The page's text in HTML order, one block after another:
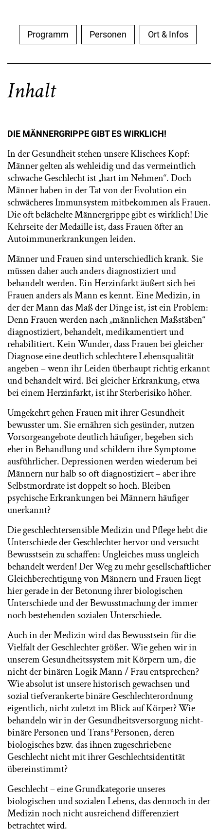
Programm Personen Ort & Infos
Inhalt
DIE MÄNNERGRIPPE GIBT ES WIRKLICH!
In der Gesundheit stehen unsere Klischees Kopf:
Männer gelten als wehleidig und das vermeintlich
schwache Geschlecht ist „hart im Nehmen“. Doch
Männer haben in der Tat von der Evolution ein
schwächeres Immunsystem mitbekommen als Frauen.
Die oft belächelte Männergrippe gibt es wirklich! Die
Kehrseite der Medaille ist, dass Frauen öfter an
Autoimmunerkrankungen leiden.
Männer und Frauen sind unterschiedlich krank. Sie
müssen daher auch anders diagnostiziert und
behandelt werden. Ein Herzinfarkt äußert sich bei
Frauen anders als Mann es kennt. Eine Medizin, in
der der Mann das Maß der Dinge ist, ist ein Problem:
Denn Frauen werden nach „männlichen Maßstäben“
diagnostiziert, behandelt, medikamentiert und
rehabilitiert. Kein Wunder, dass Frauen bei gleicher
Diagnose eine deutlich schlechtere Lebensqualität
angeben – wenn ihr Leiden überhaupt richtig erkannt
und behandelt wird. Bei gleicher Erkrankung, etwa
bei einem Herzinfarkt, ist ihr Sterberisiko höher.
Umgekehrt gehen Frauen mit ihrer Gesundheit
bewusster um. Sie ernähren sich gesünder, nutzen
Vorsorgeangebote deutlich häufiger, begeben sich
eher in Behandlung und schildern ihre Symptome
ausführlicher. Depressionen werden wiederum bei
Männern nur halb so oft diagnostiziert – aber ihre
Selbstmordrate ist doppelt so hoch. Bleiben
psychische Erkrankungen bei Männern häufiger
unerkannt?
Die geschlechtersensible Medizin und Pflege hebt die
Unterschiede der Geschlechter hervor und versucht
Bewusstsein zu schaffen: Ungleiches muss ungleich
behandelt werden! Der Weg zu mehr gesellschaftlicher
Gleichberechtigung von Männern und Frauen liegt
hier gerade in der Betonung ihrer biologischen
Unterschiede und der Bewusstmachung der immer
noch bestehenden sozialen Unterschiede.
Auch in der Medizin wird das Bewusstsein für die
Vielfalt der Geschlechter größer. Wie gehen wir in
unserem Gesundheitssystem mit Körpern um, die
nicht der binären Logik Mann / Frau entsprechen?
Wie absolut ist unsere historisch gewachsen und
sozial tiefverankerte binäre Geschlechterordnung
eigentlich, nicht zuletzt im Blick auf Körper? Wie
behandeln wir in der Gesundheitsversorgung nicht-
binäre Personen und Trans*Personen, deren
biologisches bzw. das ihnen zugeschriebene
Geschlecht nicht mit ihrer Geschlechtsidentität
übereinstimmt?
Geschlecht – eine Grundkategorie unseres
biologischen und sozialen Lebens, das dennoch in der
Medizin noch nicht ausreichend differenziert
betrachtet wird.